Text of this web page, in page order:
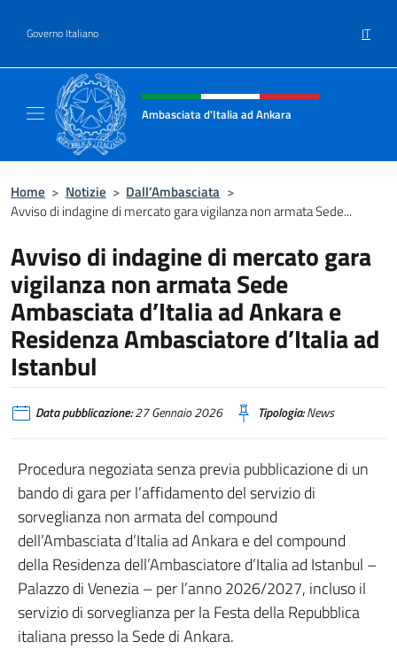
Governo Italiano IT
Intestazione sito, social e menù
Ambasciata d'Italia ad Ankara
Home > Notizie > Dall’Ambasciata >
Avviso di indagine di mercato gara vigilanza non armata Sede...
Avviso di indagine di mercato gara
vigilanza non armata Sede
Ambasciata d’Italia ad Ankara e
Residenza Ambasciatore d’Italia ad
Istanbul
Data pubblicazione:27 Gennaio 2026 Tipologia:News
Procedura negoziata senza previa pubblicazione di un
bando di gara per l’affidamento del servizio di
sorveglianza non armata del compound
dell’Ambasciata d’Italia ad Ankara e del compound
della Residenza dell’Ambasciatore d’Italia ad Istanbul –
Palazzo di Venezia – per l’anno 2026/2027, incluso il
servizio di sorveglianza per la Festa della Repubblica
italiana presso la Sede di Ankara.